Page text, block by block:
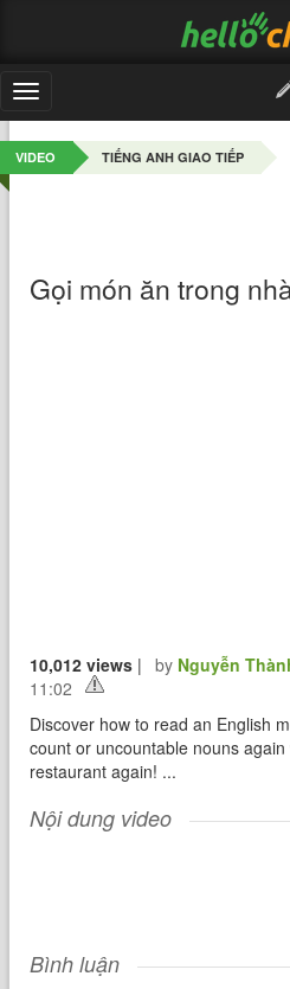
Toggle
navigation
VIDEO TIẾNG ANH GIAO TIẾP
Gọi món ăn trong
10,012 views | by Nguyễn
11:02
Discover how to read an English
count or uncountable nouns
restaurant again! ...
Nội dung video
Bình luận